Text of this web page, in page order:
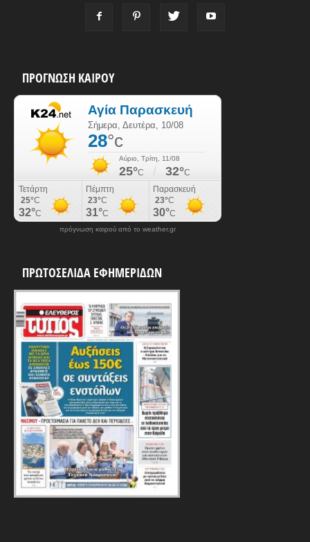
ΠΡΟΓΝΩΣΗ ΚΑΙΡΟΥ
πρόγνωση καιρού από το weather.gr
ΠΡΩΤΟΣΕΛΙΔΑ ΕΦΗΜΕΡΙΔΩΝ